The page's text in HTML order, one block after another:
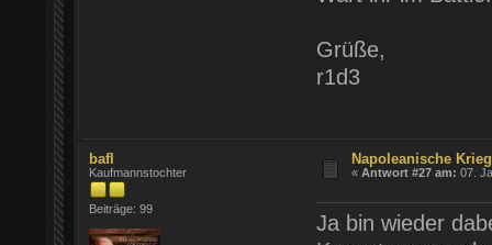
Grüße,
r1d3
bafl
Kaufmannstochter
Beiträge: 99
Napoleanische
«Antwort #27 am: 07.
Ja bin wieder